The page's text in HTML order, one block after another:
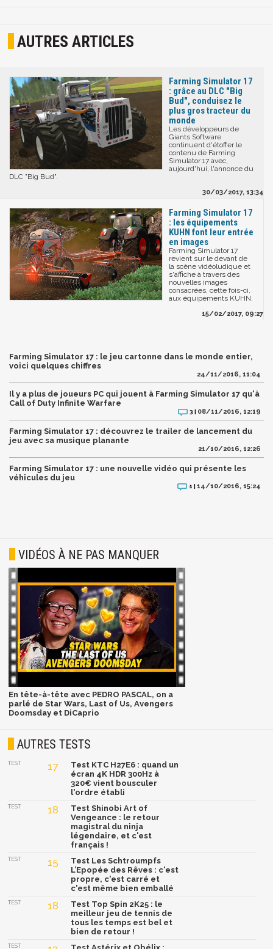
AUTRES ARTICLES
Farming Simulator 17
: grâce au DLC "Big
Bud", conduisez le
plus gros tracteur du
monde
Les développeurs de
Giants Software
continuent d'étoffer le
contenu de Farming
Simulator 17 avec,
aujourd'hui, l'annonce du
DLC "Big Bud".
30/03/2017, 13:34
Farming Simulator 17
: les équipements
KUHN font leur entrée
en images
Farming Simulator 17
revient sur le devant de
la scène vidéoludique et
s'affiche à travers des
nouvelles images
consacrées, cette fois-ci,
aux équipements KUHN.
15/02/2017, 09:27
Farming Simulator 17 : le jeu cartonne dans le monde entier,
voici quelques chiffres
24/11/2016, 11:04
Il y a plus de joueurs PC qui jouent à Farming Simulator 17 qu'à
Call of Duty Infinite Warfare
3 | 08/11/2016, 12:19
Farming Simulator 17 : découvrez le trailer de lancement du
jeu avec sa musique planante
21/10/2016, 12:26
Farming Simulator 17 : une nouvelle vidéo qui présente les
véhicules du jeu
1 |14/10/2016, 15:24
VIDÉOS À NE PAS MANQUER
En tête-à-tête avec PEDRO PASCAL, on a
parlé de Star Wars, Last of Us, Avengers
Doomsday et DiCaprio
AUTRES TESTS
TEST 17
Test KTC H27E6 : quand un
écran 4K HDR 300Hz à
320€ vient bousculer
l'ordre établi
TEST 18
Test Shinobi Art of
Vengeance : le retour
magistral du ninja
légendaire, et c'est
français !
TEST 15
Test Les Schtroumpfs
L’Epopée des Rêves : c'est
propre, c'est carré et
c'est même bien emballé
TEST 18
Test Top Spin 2K25 : le
meilleur jeu de tennis de
tous les temps est bel et
bien de retour !
TEST